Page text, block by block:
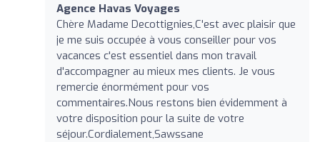
Agence Havas Voyages
Chère Madame Decottignies,C'est avec plaisir que
je me suis occupée à vous conseiller pour vos
vacances c'est essentiel dans mon travail
d'accompagner au mieux mes clients. Je vous
remercie énormément pour vos
commentaires.Nous restons bien évidemment à
votre disposition pour la suite de votre
séjour.Cordialement,Sawssane